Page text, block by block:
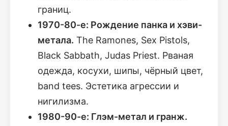
границ.
1970-80-е: Рождение панка и хэви-
метала. The Ramones, Sex Pistols,
Black Sabbath, Judas Priest. Рваная
одежда, косухи, шипы, чёрный цвет,
band tees. Эстетика агрессии и
нигилизма.
1980-90-е: Глэм-метал и гранж.